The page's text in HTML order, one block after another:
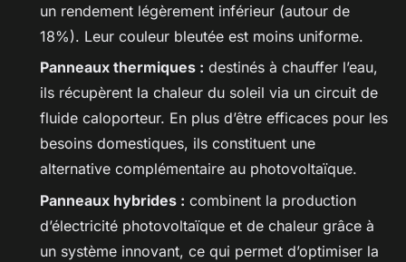
un rendement légèrement inférieur (autour de
18%). Leur couleur bleutée est moins uniforme.
Panneaux thermiques : destinés à chauffer l’eau,
ils récupèrent la chaleur du soleil via un circuit de
fluide caloporteur. En plus d’être efficaces pour les
besoins domestiques, ils constituent une
alternative complémentaire au photovoltaïque.
Panneaux hybrides : combinent la production
d’électricité photovoltaïque et de chaleur grâce à
un système innovant, ce qui permet d’optimiser la